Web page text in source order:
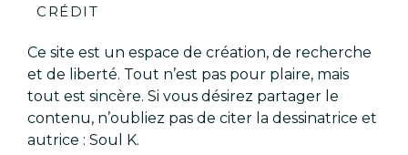
CRÉDIT
Ce site est un espace de création, de recherche
et de liberté. Tout n’est pas pour plaire, mais
tout est sincère. Si vous désirez partager le
contenu, n’oubliez pas de citer la dessinatrice et
autrice : Soul K.